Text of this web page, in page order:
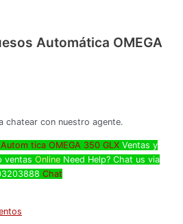
Automática OMEGA
chatear con nuestro agente.
Ventas y
ventas Online Need Help? Chat us via
Chat